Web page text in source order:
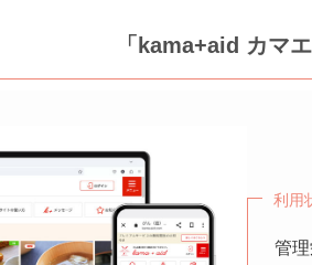
「kama+aid カマエ
利用
管